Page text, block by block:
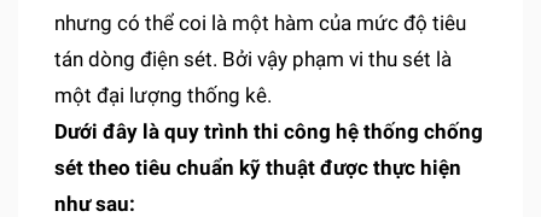
nhưng có thể coi là một hàm của mức độ tiêu
tán dòng điện sét. Bởi vậy phạm vi thu sét là
một đại lượng thống kê.
Dưới đây là quy trình thi công hệ thống chống
sét theo tiêu chuẩn kỹ thuật được thực hiện
như sau: